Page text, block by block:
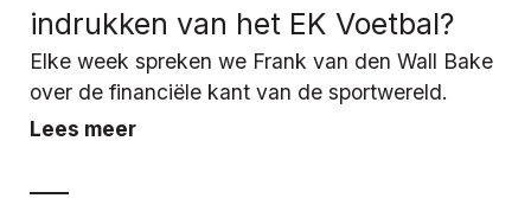
indrukken van het EK Voetbal?
Elke week spreken we Frank van den Wall Bake
over de financiële kant van de sportwereld.
Lees meer